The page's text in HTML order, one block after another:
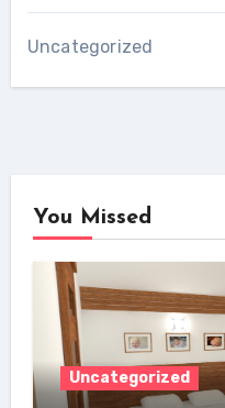
Uncategorized
You Missed
Uncategorized